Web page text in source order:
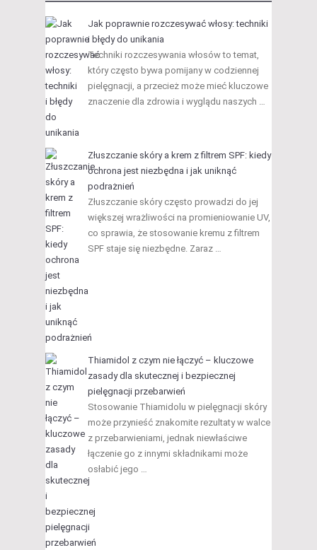
Jak poprawnie rozczesywać włosy: techniki
i błędy do unikania
Techniki rozczesywania włosów to temat,
który często bywa pomijany w codziennej
pielęgnacji, a przecież może mieć kluczowe
znaczenie dla zdrowia i wyglądu naszych …
Złuszczanie skóry a krem z filtrem SPF: kiedy
ochrona jest niezbędna i jak uniknąć
podrażnień
Złuszczanie skóry często prowadzi do jej
większej wrażliwości na promieniowanie UV,
co sprawia, że stosowanie kremu z filtrem
SPF staje się niezbędne. Zaraz …
Thiamidol z czym nie łączyć – kluczowe
zasady dla skutecznej i bezpiecznej
pielęgnacji przebarwień
Stosowanie Thiamidolu w pielęgnacji skóry
może przynieść znakomite rezultaty w walce
z przebarwieniami, jednak niewłaściwe
łączenie go z innymi składnikami może
osłabić jego …